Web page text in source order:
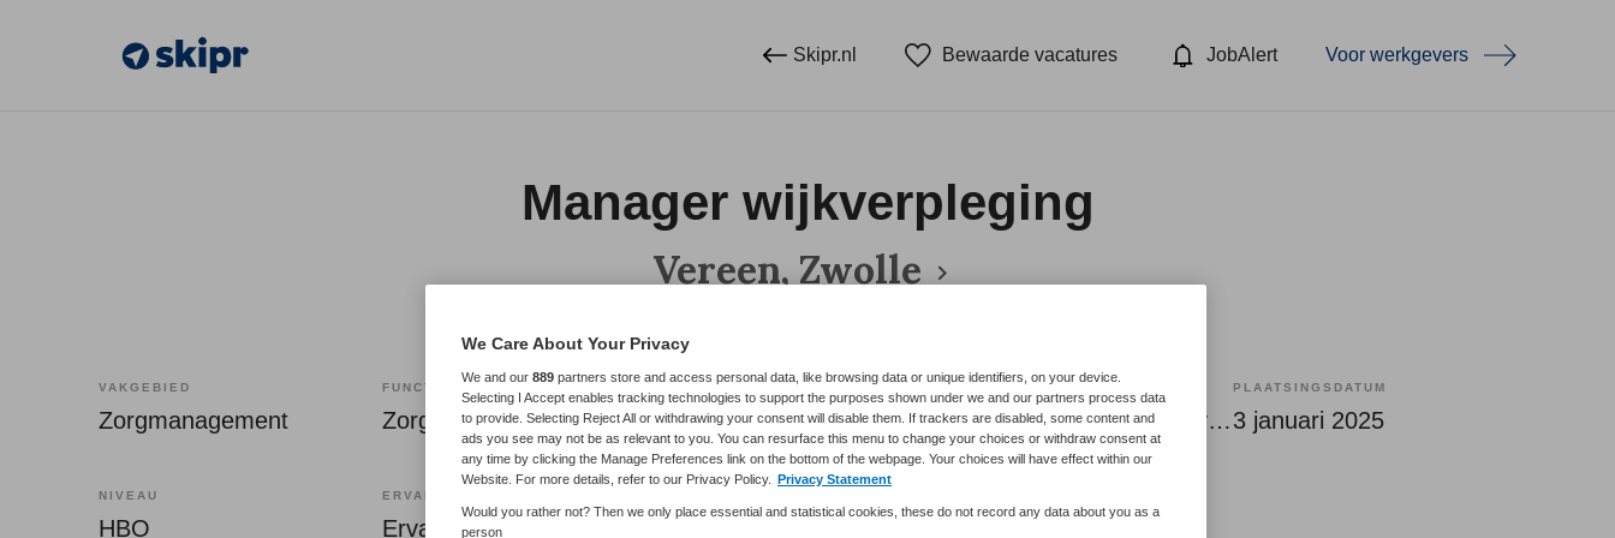
Skipr.nl Bewaarde vacatures JobAlert Voor werkgevers
Manager wijkverpleging
Vereen, Zwolle
VAKGEBIED
Zorgmanagement
FUNCTIE
Zorgmanager
BRANCHE
Thuiszorg
AANSTELLING
Tijdelijk met uitzicht op vast
PLAATSINGSDATUM
3 januari 2025
NIVEAU
HBO
ERVARING
Ervaren
We Care About Your Privacy
We and our 889 partners store and access personal data, like browsing data or unique identifiers, on your device.
Selecting I Accept enables tracking technologies to support the purposes shown under we and our partners process data
to provide. Selecting Reject All or withdrawing your consent will disable them. If trackers are disabled, some content and
ads you see may not be as relevant to you. You can resurface this menu to change your choices or withdraw consent at
any time by clicking the Manage Preferences link on the bottom of the webpage. Your choices will have effect within our
Website. For more details, refer to our Privacy Policy.
Privacy Statement
Would you rather not? Then we only place essential and statistical cookies, these do not record any data about you as a
person